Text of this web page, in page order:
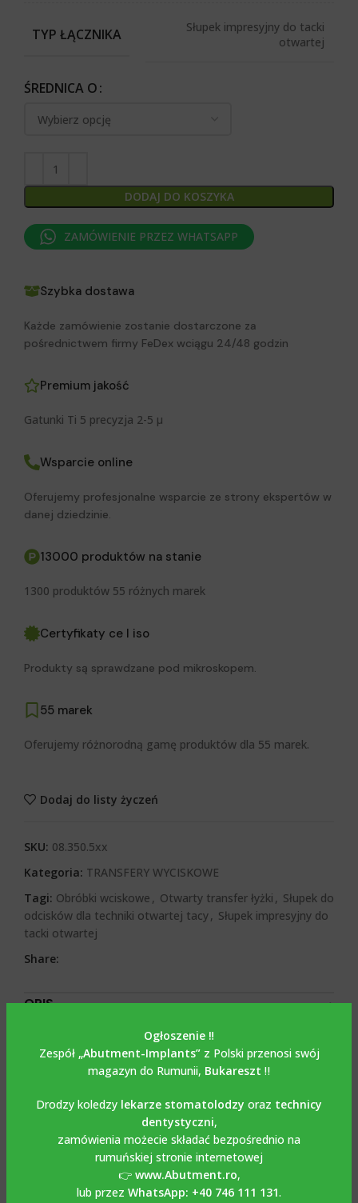
Ogłoszenie ‼️
Zespół „Abutment-Implants”z Polski przenosi swój
magazyn do Rumunii, Bukareszt ‼️
Drodzy koledzy lekarze stomatolodzy oraz technicy
dentystyczni,
zamówienia możecie składać bezpośrednio na
rumuńskiej stronie internetowej
👉 www.Abutment.ro,
lub przez WhatsApp: +40 746 111 131.
TYP ŁĄCZNIKA
Słupek impresyjny do tacki
otwartej
ŚREDNICA O
DODAJ DO KOSZYKA
ZAMÓWIENIE PRZEZ WHATSAPP
Szybka dostawa
Każde zamówienie zostanie dostarczone za
pośrednictwem firmy FeDex wciągu 24/48 godzin
Premium jakość
Gatunki Ti 5 precyzja 2-5 μ
Wsparcie online
Oferujemy profesjonalne wsparcie ze strony ekspertów w
danej dziedzinie.
13000 produktów na stanie
1300 produktów 55 różnych marek
Certyfikaty ce I iso
Produkty są sprawdzane pod mikroskopem.
55 marek
Oferujemy różnorodną gamę produktów dla 55 marek.
Dodaj do listy życzeń
SKU: 08.350.5xx
Kategoria: TRANSFERY WYCISKOWE
Tagi: Obróbki wciskowe , Otwarty transfer łyżki , Słupek do
odcisków dla techniki otwartej tacy, Słupek impresyjny do
tacki otwartej
Share:
OPIS
Transfer wyciskowy/
transfer wyciskowy do
łyżki otwartej lub
zamkniętej kompatybilny z
NOBEL ACTIVE